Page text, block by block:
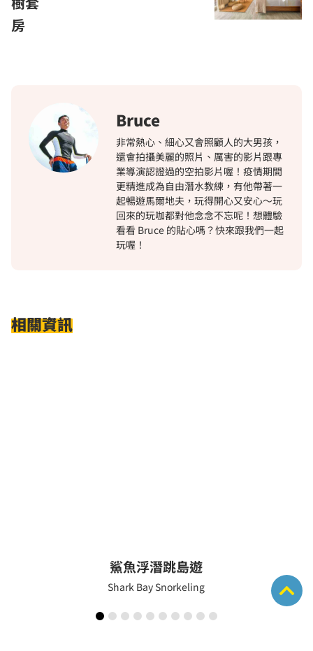
房
Bruce
非常熱心、細心又會照顧人的大男孩，
還會拍攝美麗的照片、厲害的影片跟專
業導演認證過的空拍影片喔！疫情期間
更精進成為自由潛水教練，有他帶著一
起暢遊馬爾地夫，玩得開心又安心～玩
回來的玩咖都對他念念不忘呢！想體驗
看看 Bruce 的貼心嗎？快來跟我們一起
玩喔！
相關資訊
鯊魚浮潛跳島遊
Shark Bay Snorkeling